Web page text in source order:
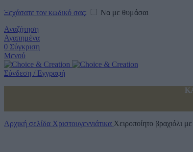
Ξεχάσατε τον κωδικό σας;
Να με θυμάσαι
Αναζήτηση
Αγαπημένα
0 Σύγκριση
Μενού
Σύνδεση / Εγγραφή
Αρχική σελίδα Χριστουγεννιάτικα Χειροποίητο βραχιόλι